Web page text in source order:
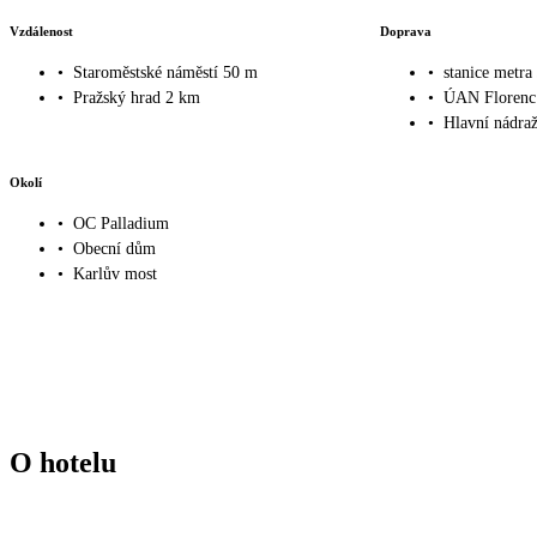
Vzdálenost
•
Staroměstské náměstí 50 m
• Pražský hrad 2 km
Doprava
• stanice
• ÚAN
• Hlavní
Okolí
• OC Palladium
• Obecní dům
• Karlův most
O hotelu